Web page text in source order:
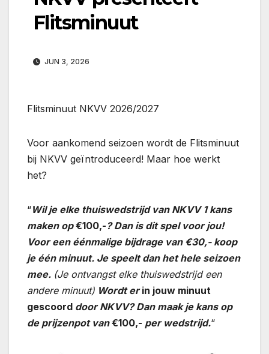
Flitsminuut
JUN 3, 2026
Flitsminuut NKVV 2026/2027
Voor aankomend seizoen wordt de Flitsminuut
bij NKVV geïntroduceerd! Maar hoe werkt
het?
“Wil je elke thuiswedstrijd van NKVV 1 kans
maken op€100,- ? Dan is dit spel voor jou!
Voor een éénmalige bijdrage van €30,- koop
je één minuut. Je speelt dan het hele seizoen
mee. (Je ontvangst elke thuiswedstrijd een
andere minuut) Wordt erin jouw minuut
gescoord door NKVV? Dan maak je kans op
de prijzenpot van€100,- per wedstrijd.“